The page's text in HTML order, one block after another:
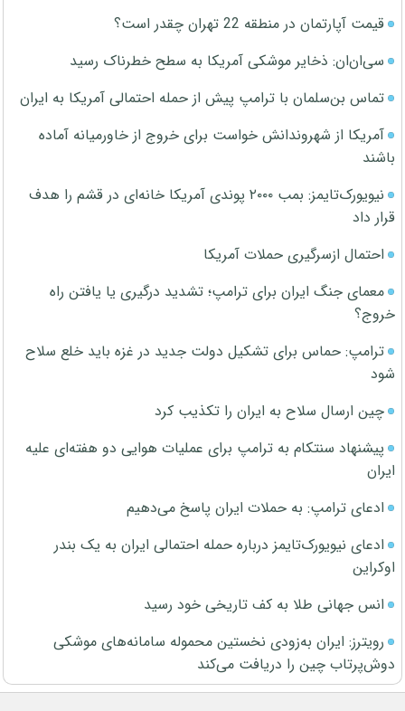
قیمت آپارتمان در منطقه 22 تهران چقدر است؟
سی‌ان‌ان: ذخایر موشکی آمریکا به سطح خطرناک رسید
تماس بن‌سلمان با ترامپ پیش از حمله احتمالی آمریکا به ایران
آمریکا از شهروندانش خواست برای خروج از خاورمیانه آماده
باشند
نیویورک‌تایمز: بمب ۲۰۰۰ پوندی آمریکا خانه‌ای در قشم را هدف
قرار داد
احتمال ازسرگیری حملات آمریکا
معمای جنگ ایران برای ترامپ؛ تشدید درگیری یا یافتن راه
خروج؟
ترامپ: حماس برای تشکیل دولت جدید در غزه باید خلع سلاح
شود
چین ارسال سلاح به ایران را تکذیب کرد
پیشنهاد سنتکام به ترامپ برای عملیات هوایی دو هفته‌ای علیه
ایران
ادعای ترامپ: به حملات ایران پاسخ می‌دهیم
ادعای نیویورک‌تایمز درباره حمله احتمالی ایران به یک بندر
اوکراین
انس جهانی طلا به کف تاریخی خود رسید
رویترز: ایران به‌زودی نخستین محموله سامانه‌های موشکی
دوش‌پرتاب چین را دریافت می‌کند